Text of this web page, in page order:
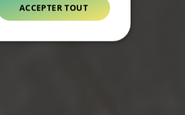
ACCEPTER TOUT